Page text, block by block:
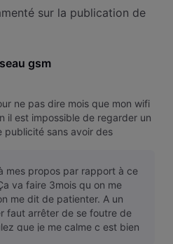
sur la publication de
gsm
ne pas dire mois que mon wifi
il est impossible de regarder un
publicité sans avoir des
mes propos par rapport à ce
va faire 3mois qu on me
me dit de patienter. A un
faut arrêter de se foutre de
que je me calme c est bien